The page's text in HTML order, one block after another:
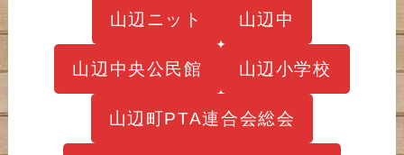
山辺ニット 山辺中
山辺中央公民館 山辺小学校
山辺町PTA連合会総会